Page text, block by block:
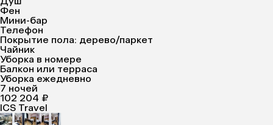
Фен
Мини-бар
Телефон
Покрытие пола: дерево/паркет
Чайник
Уборка в номере
Балкон или терраса
Уборка ежедневно
7 ночей
102 204 ₽
ICS Travel